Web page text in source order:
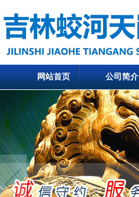
网站首页 公司简介